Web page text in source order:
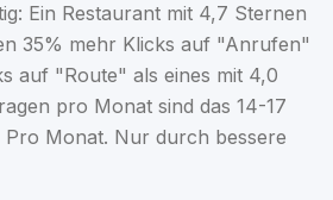
Ein Restaurant mit 4,7 Sternen
35% mehr Klicks auf "Anrufen"
auf "Route" als eines mit 4,0
pro Monat sind das 14-17
Pro Monat. Nur durch bessere